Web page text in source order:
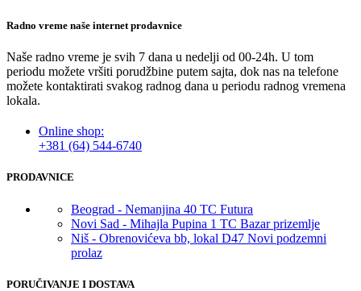
Radno vreme naše internet prodavnice
Naše radno vreme je svih 7 dana u nedelji od 00-24h. U tom
periodu možete vršiti porudžbine putem sajta, dok nas na telefone
možete kontaktirati svakog radnog dana u periodu radnog vremena
lokala.
Online shop:
+381 (64) 544-6740
PRODAVNICE
Beograd - Nemanjina 40 TC Futura
Novi Sad - Mihajla Pupina 1 TC Bazar prizemlje
Niš - Obrenovićeva bb, lokal D47 Novi podzemni
prolaz
PORUČIVANJE I DOSTAVA